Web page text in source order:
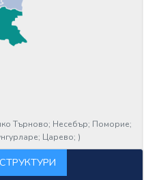
Търново; Несебър; Поморие;
Царево; )